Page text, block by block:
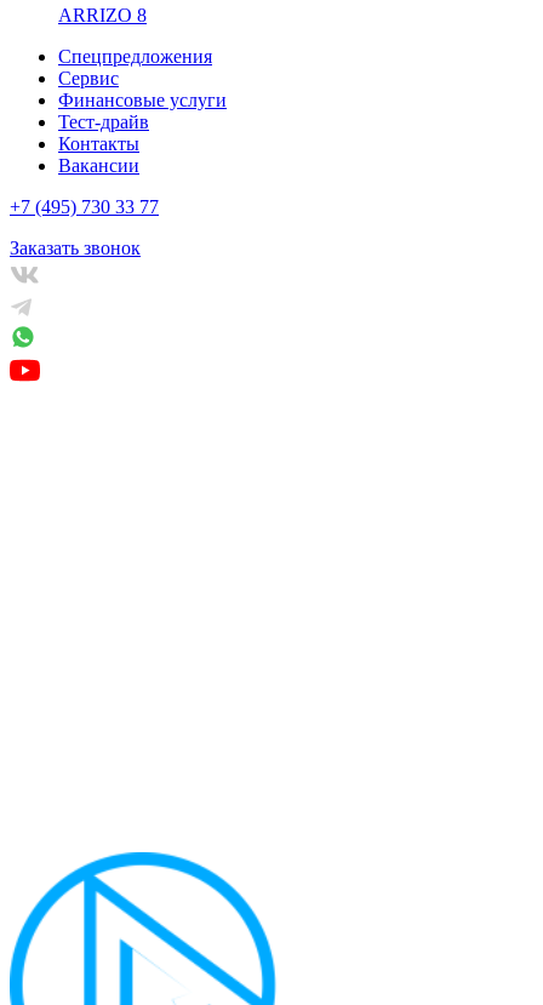
ARRIZO 8
Спецпредложения
Сервис
Финансовые услуги
Тест-драйв
Контакты
Вакансии
+7 (495) 730 33 77
Заказать звонок